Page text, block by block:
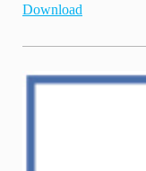
Download